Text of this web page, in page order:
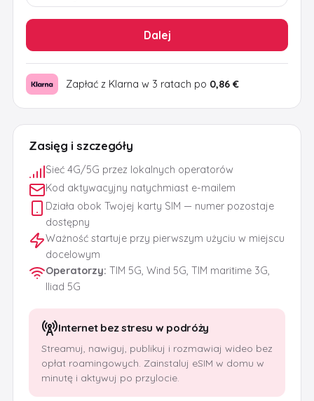
Zasięg i szczegóły
Sieć 4G/5G przez lokalnych operatorów
Kod aktywacyjny natychmiast e-mailem
Działa obok Twojej karty SIM — numer pozostaje
dostępny
Ważność startuje przy pierwszym użyciu w miejscu
docelowym
Operatorzy: TIM 5G, Wind 5G, TIM maritime 3G,
Iliad 5G
Internet bez stresu w podróży
Streamuj, nawiguj, publikuj i rozmawiaj wideo bez
opłat roamingowych. Zainstaluj eSIM w domu w
minutę i aktywuj po przylocie.
Dalej
Zapłać z Klarna w 3 ratach po 0,86 €